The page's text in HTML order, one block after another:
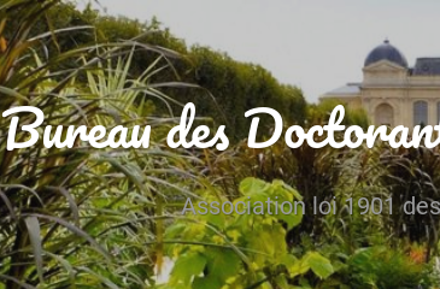
Bureau des
Association loi 1901